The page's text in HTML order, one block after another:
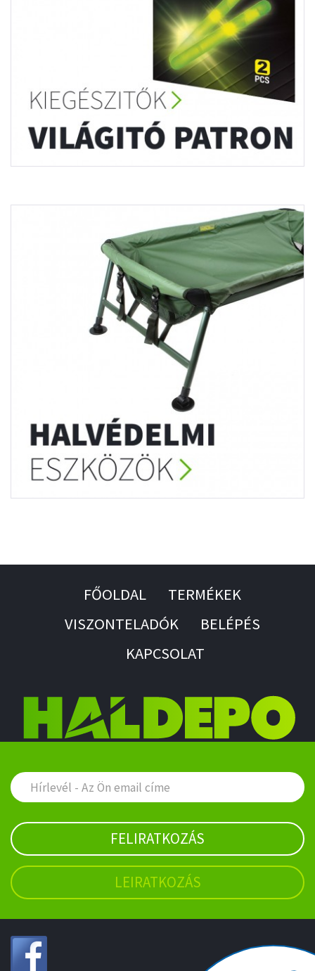
FŐOLDAL
TERMÉKEK
VISZONTELADÓK
BELÉPÉS
KAPCSOLAT
FELIRATKOZÁS
LEIRATKOZÁS